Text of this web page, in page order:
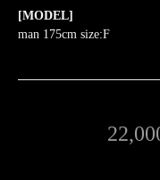
[MODEL]
man 175cm size:F